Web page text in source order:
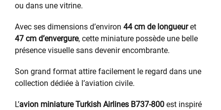
ou dans une vitrine.
Avec ses dimensions d’environ 44 cm de longueuret
47 cm d’envergure, cette miniature possède une belle
présence visuelle sans devenir encombrante.
Son grand format attire facilement le regard dans une
collection dédiée à l’aviation civile.
L’avion miniature Turkish Airlines B737-800 est inspiré